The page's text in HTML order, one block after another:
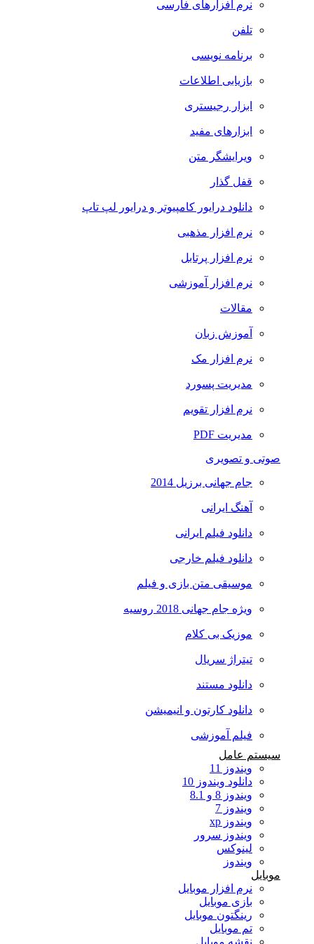
نرم افزارهای فارسی
تلفن
برنامه نویسی
بازیابی اطلاعات
ابزار رجیستری
ابزارهای مفید
ویرایشگر متن
قفل گذار
دانلود درایور کامپیوتر و درایور لپ تاپ
نرم افزار مذهبی
نرم افزار پرتابل
نرم افزار آموزشی
مقالات
آموزش زبان
نرم افزار مک
مدیریت پسورد
نرم افزار تقویم
مدیریت PDF
صوتی و تصویری
جام جهانی برزیل 2014
آهنگ ایرانی
دانلود فیلم ایرانی
دانلود فیلم خارجی
موسیقی متن بازی و فیلم
ویژه جام جهانی 2018 روسیه
موزیک بی کلام
تیتراژ سریال
دانلود مستند
دانلود کارتون و انیمیشن
فیلم آموزشی
سیستم عامل
ویندوز 11
دانلود ویندوز 10
ویندوز 8 و 8.1
ویندوز 7
ویندوز xp
ویندوز سرور
لینوکس
ویندوز
موبایل
نرم افزار موبایل
بازی موبایل
رینگتون موبایل
تم موبایل
نقشه موبایل